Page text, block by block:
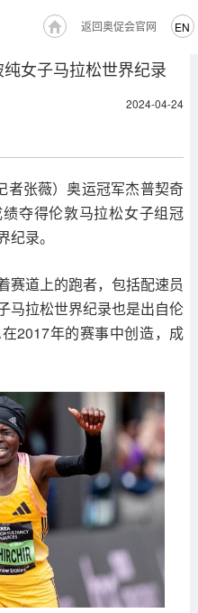
EN
返回奥促会官网
女子马拉松世界纪录
2024-04-24
者张薇）奥运冠军杰普契奇
夺得伦敦马拉松女子组冠
录。
赛道上的跑者，包括配速员
马拉松世界纪录也是出自伦
2017年的赛事中创造，成